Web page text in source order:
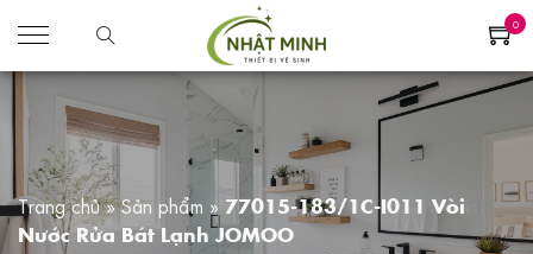
0
Trang chủ»Sản phẩm » 77015-183/1C-I011 Vòi
Nước Rửa Bát Lạnh JOMOO